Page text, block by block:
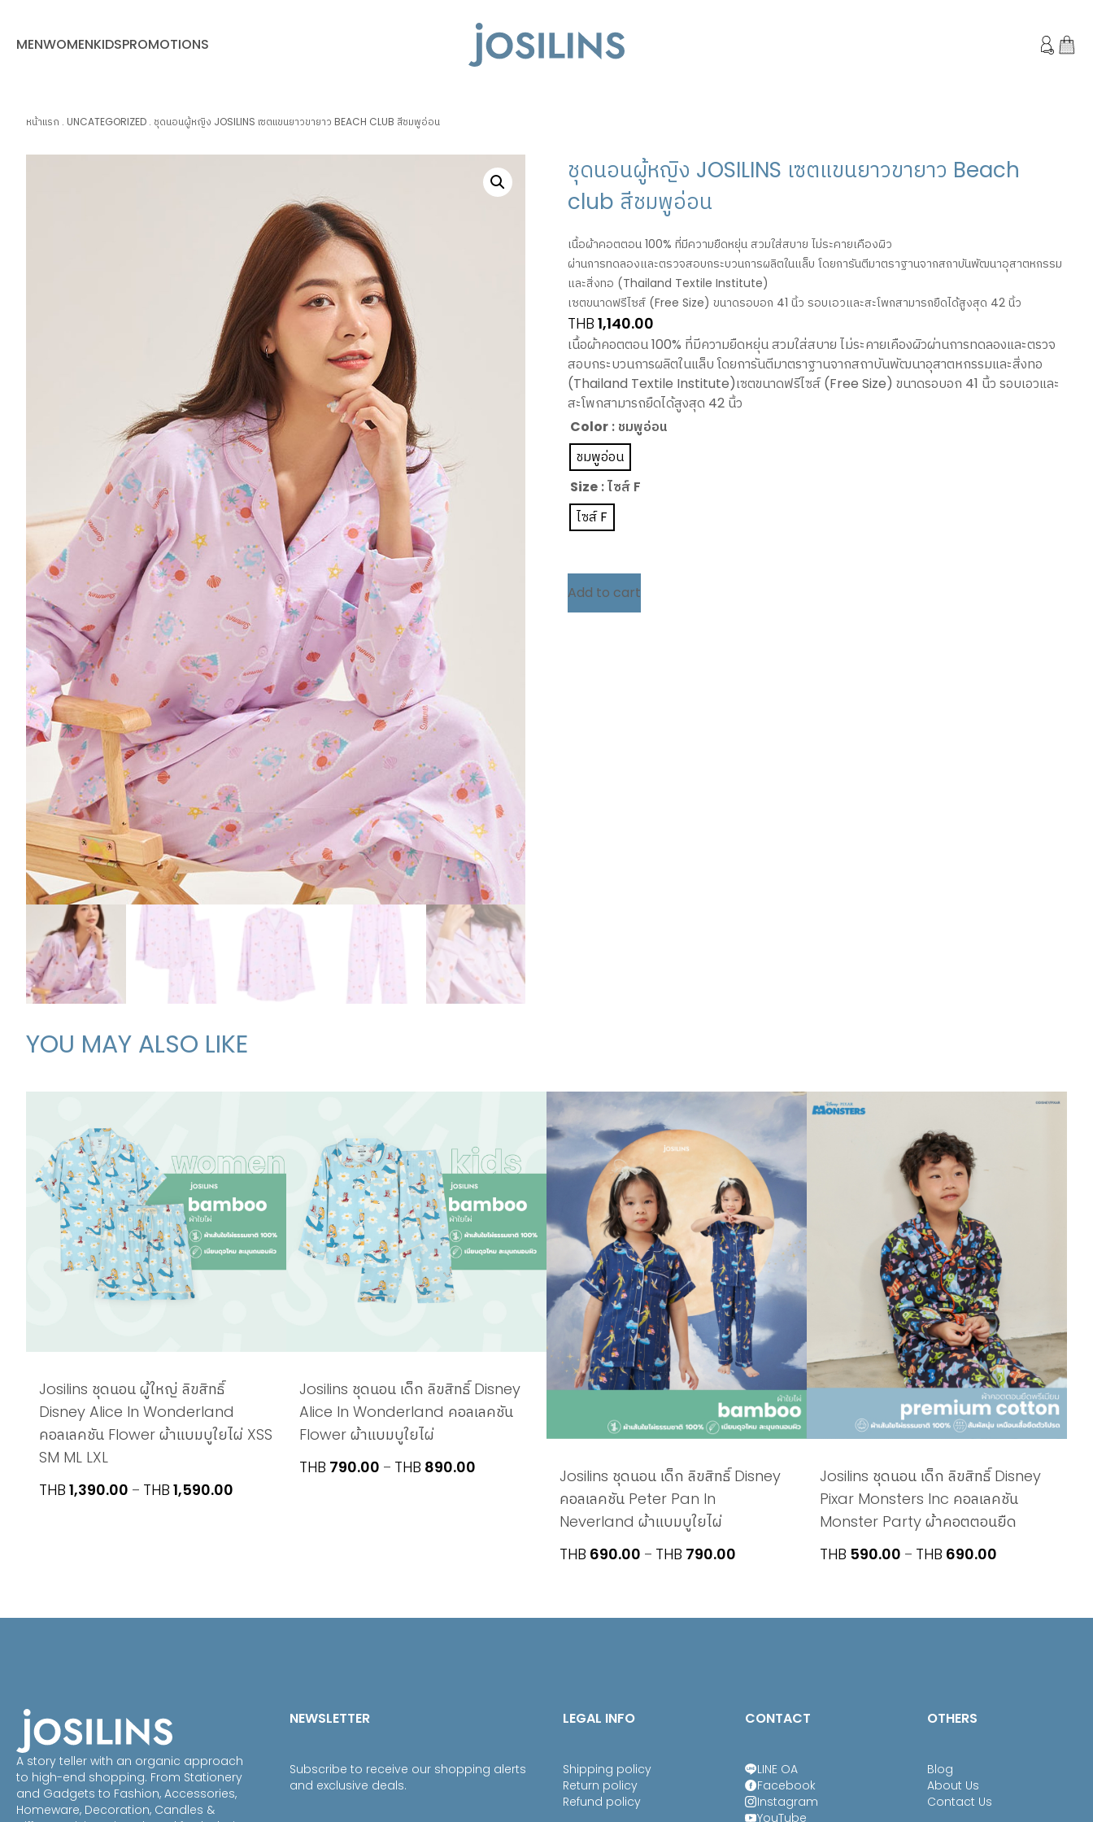
MENWOMENKIDSPROMOTIONS
หน้าแรก . UNCATEGORIZED . ชุดนอนผู้หญิง JOSILINS เซตแขนยาวขายาว BEACH CLUB สีชมพูอ่อน
ชุดนอนผู้หญิง JOSILINS เซตแขนยาวขายาว Beach
club สีชมพูอ่อน
เนื้อผ้าคอตตอน 100% ที่มีความยืดหยุ่น สวมใส่สบาย ไม่ระคายเคืองผิว
ผ่านการทดลองและตรวจสอบกระบวนการผลิตในแล็บ โดยการันตีมาตราฐานจากสถาบันพัฒนาอุสาตหกรรม
และสิ่งทอ (Thailand Textile Institute)
เซตขนาดฟรีไซส์ (Free Size) ขนาดรอบอก 41 นิ้ว รอบเอวและสะโพกสามารถยืดได้สูงสุด 42 นิ้ว
THB 1,140.00
เนื้อผ้าคอตตอน 100% ที่มีความยืดหยุ่น สวมใส่สบาย ไม่ระคายเคืองผิวผ่านการทดลองและตรวจ
สอบกระบวนการผลิตในแล็บ โดยการันตีมาตราฐานจากสถาบันพัฒนาอุสาตหกรรมและสิ่งทอ
(Thailand Textile Institute)เซตขนาดฟรีไซส์ (Free Size) ขนาดรอบอก 41 นิ้ว รอบเอวและ
สะโพกสามารถยืดได้สูงสุด 42 นิ้ว
Color : ชมพูอ่อน
ชมพูอ่อน
Size : ไซส์ F
ไซส์ F
Add to cart
YOU MAY ALSO LIKE
Josilins ชุดนอน ผู้ใหญ่ ลิขสิทธิ์
Disney Alice In Wonderland
คอลเลคชัน Flower ผ้าแบมบูใยไผ่ XSS
SM ML LXL
THB 1,390.00 – THB 1,590.00
Josilins ชุดนอน เด็ก ลิขสิทธิ์ Disney
Alice In Wonderland คอลเลคชัน
Flower ผ้าแบมบูใยไผ่
THB 790.00 – THB 890.00
Josilins ชุดนอน เด็ก ลิขสิทธิ์ Disney
คอลเลคชัน Peter Pan In
Neverland ผ้าแบมบูใยไผ่
THB 690.00 – THB 790.00
Josilins ชุดนอน เด็ก ลิขสิทธิ์ Disney
Pixar Monsters Inc คอลเลคชัน
Monster Party ผ้าคอตตอนยืด
THB 590.00 – THB 690.00
A story teller with an organic approach
to high-end shopping. From Stationery
and Gadgets to Fashion, Accessories,
Homeware, Decoration, Candles &
NEWSLETTER
Subscribe to receive our shopping alerts
and exclusive deals.
LEGAL INFO
Shipping policy
Return policy
Refund policy
CONTACT
LINE OA
Facebook
Instagram
YouTube
OTHERS
Blog
About Us
Contact Us